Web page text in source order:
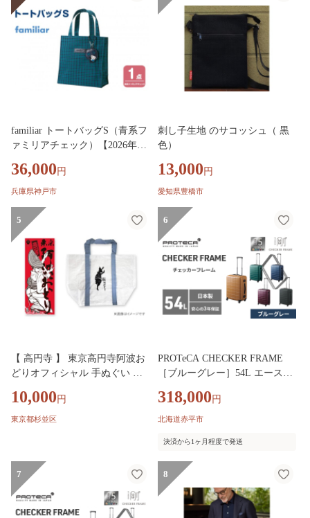
familiar トートバッグS（青系フ
ァミリアチェック）【2026年10
け予定】●
36,000 円
兵庫県神戸市
刺し子生地 のサコッシュ（ 黒
色）
13,000 円
愛知県豊橋市
5
【 高円寺 】 東京高円寺阿波お
どりオフィシャル 手ぬぐい （
オフィシャル ショッパーバッグ
セット 【2026年版】 描き下ろ
10,000 円
東京都杉並区
6
PROTeCA CHECKER FRAME
［ブルーグレー］54L エースラ
2（03）］ プロテカ チェッカー
フレーム 旅 キャリー かばん バ
様
318,000 円
北海道赤平市
決済から1ヶ月程度で発送
7 8